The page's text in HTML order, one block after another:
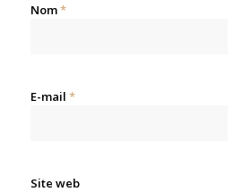
Nom*
E-mail *
Site web